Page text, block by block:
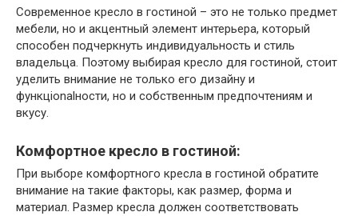
Современное кресло в гостиной – это не только предмет
мебели, но и акцентный элемент интерьера, который
способен подчеркнуть индивидуальность и стиль
владельца. Поэтому выбирая кресло для гостиной, стоит
уделить внимание не только его дизайну и
функцionalности, но и собственным предпочтениям и
вкусу.
Комфортное кресло в гостиной:
При выборе комфортного кресла в гостиной обратите
внимание на такие факторы, как размер, форма и
материал. Размер кресла должен соответствовать